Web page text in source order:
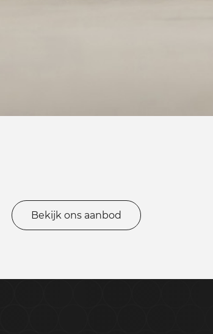
Bekijk ons aanbod